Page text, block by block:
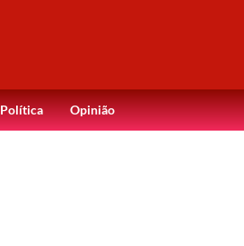
Política Opinião